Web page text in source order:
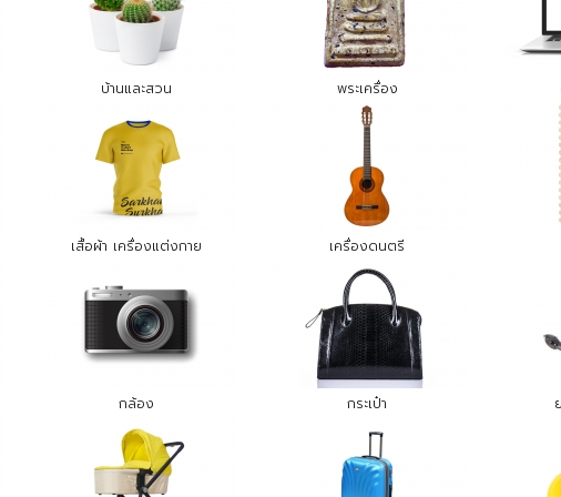
บ้านและสวน พระเครื่อง
เสื้อผ้า เครื่องแต่งกาย เครื่องดนตรี
กล้อง กระเป๋า